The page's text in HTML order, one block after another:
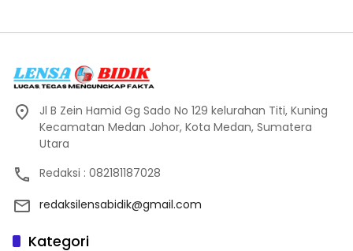
Jl B Zein Hamid Gg Sado No 129 kelurahan Titi, Kuning
Kecamatan Medan Johor, Kota Medan, Sumatera
Utara
Redaksi : 082181187028
redaksilensabidik@gmail.com
Kategori